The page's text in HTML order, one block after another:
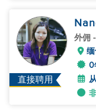
直接聘用
外佣
0